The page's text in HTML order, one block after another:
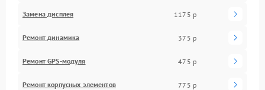
Замена дисплея 1175 р
Ремонт динамика 375 р
Ремонт GPS-модуля 475 р
Ремонт корпусных элементов 775 р